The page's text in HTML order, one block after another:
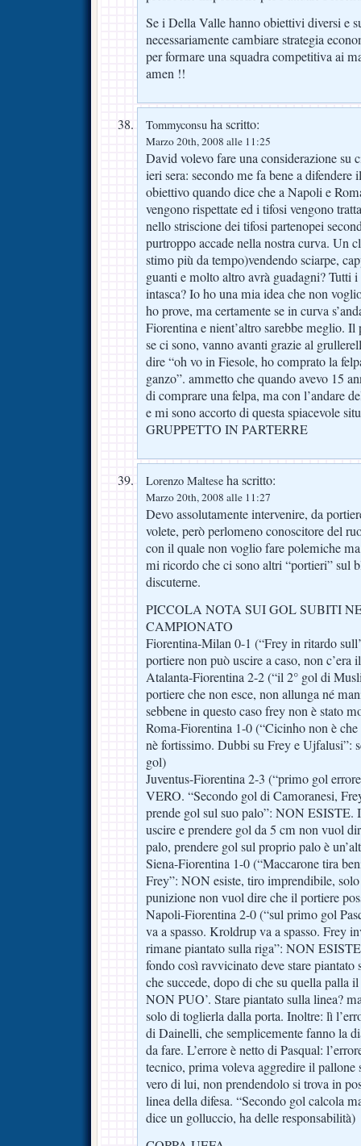
Se i Della Valle hanno obiettivi diversi e
necessariamente cambiare strategia
per formare una squadra competitiva ai
amen !!
Tommyconsu ha scritto:
Marzo 20th, 2008 alle 11:25
David volevo fare una considerazione su
ieri sera: secondo me fa bene a difendere
obiettivo quando dice che a Napoli e
vengono rispettate ed i tifosi vengono
nello striscione dei tifosi partenopei
purtroppo accade nella nostra curva. Un
stimo più da tempo)vendendo sciarpe,
guanti e molto altro avrà guadagni? Tutti
intasca? Io ho una mia idea che non
ho prove, ma certamente se in curva
Fiorentina e nient’altro sarebbe meglio.
se ci sono, vanno avanti grazie al
dire “oh vo in Fiesole, ho comprato la
ganzo”. ammetto che quando avevo 15
di comprare una felpa, ma con l’andare
e mi sono accorto di questa spiacevole
GRUPPETTO IN PARTERRE
Lorenzo Maltese ha scritto:
Marzo 20th, 2008 alle 11:27
Devo assolutamente intervenire, da
volete, però perlomeno conoscitore del
con il quale non voglio fare polemiche
mi ricordo che ci sono altri “portieri” sul
discuterne.
PICCOLA NOTA SUI GOL SUBITI
CAMPIONATO
Fiorentina-Milan 0-1 (“Frey in ritardo
portiere non può uscire a caso, non c’era
Atalanta-Fiorentina 2-2 (“il 2° gol di
portiere che non esce, non allunga né
sebbene in questo caso frey non è stato
Roma-Fiorentina 1-0 (“Cicinho non è
nè fortissimo. Dubbi su Frey e Ujfalusi”:
gol)
Juventus-Fiorentina 2-3 (“primo gol
VERO. “Secondo gol di Camoranesi,
prende gol sul suo palo”: NON
uscire e prendere gol da 5 cm non vuol
palo, prendere gol sul proprio palo è
Siena-Fiorentina 1-0 (“Maccarone tira
Frey”: NON esiste, tiro imprendibile,
punizione non vuol dire che il portiere
Napoli-Fiorentina 2-0 (“sul primo gol
va a spasso. Kroldrup va a spasso. Frey
rimane piantato sulla riga”: NON
fondo così ravvicinato deve stare piantato
che succede, dopo di che su quella palla
NON PUO’. Stare piantato sulla linea?
solo di toglierla dalla porta. Inoltre: lì
di Dainelli, che semplicemente fanno la
da fare. L’errore è netto di Pasqual:
tecnico, prima voleva aggredire il pallone
vero di lui, non prendendolo si trova in
linea della difesa. “Secondo gol calcola
dice un golluccio, ha delle responsabilità)